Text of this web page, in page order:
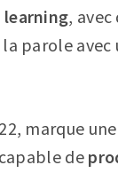
learning, avec
parole avec
marque
de